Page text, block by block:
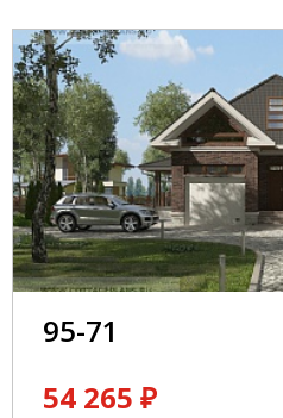
95-71
54 265 ₽